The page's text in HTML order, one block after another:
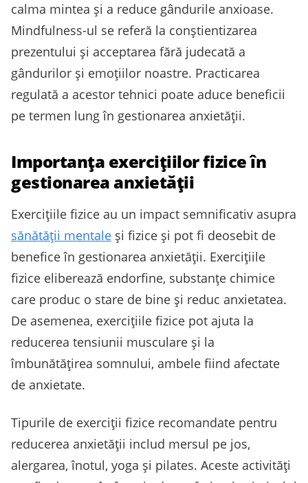
calma mintea și a reduce gândurile anxioase.
Mindfulness-ul se referă la conștientizarea
prezentului și acceptarea fără judecată a
gândurilor și emoțiilor noastre. Practicarea
regulată a acestor tehnici poate aduce beneficii
pe termen lung în gestionarea anxietății.
Importanța exercițiilor fizice în
gestionarea anxietății
Exercițiile fizice au un impact semnificativ asupra
sănătății mentale și fizice și pot fi deosebit de
benefice în gestionarea anxietății. Exercițiile
fizice eliberează endorfine, substanțe chimice
care produc o stare de bine și reduc anxietatea.
De asemenea, exercițiile fizice pot ajuta la
reducerea tensiunii musculare și la
îmbunătățirea somnului, ambele fiind afectate
de anxietate.
Tipurile de exerciții fizice recomandate pentru
reducerea anxietății includ mersul pe jos,
alergarea, înotul, yoga și pilates. Aceste activități